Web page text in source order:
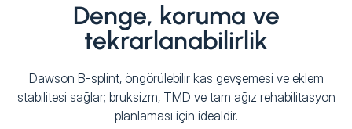
Denge, koruma ve
tekrarlanabilirlik
Dawson B-splint, öngörülebilir kas gevşemesi ve eklem
stabilitesi sağlar; bruksizm, TMD ve tam ağız rehabilitasyon
planlaması için idealdir.